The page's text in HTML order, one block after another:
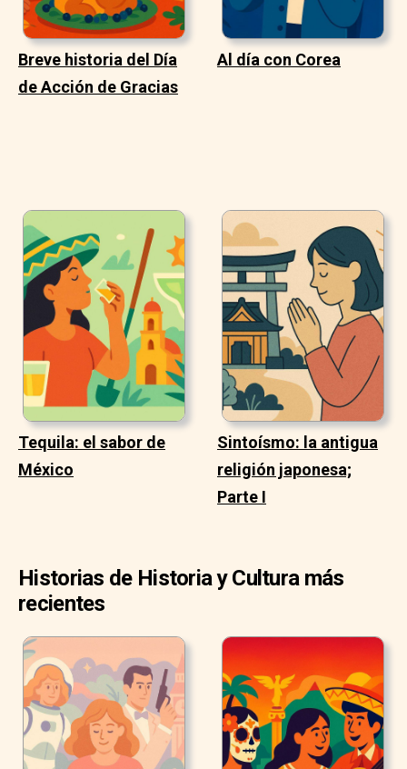
Breve historia del Día
de Acción de Gracias
Al día con Corea
Tequila: el sabor de
México
Sintoísmo: la antigua
religión japonesa;
Parte I
Historias de Historia y Cultura más
recientes